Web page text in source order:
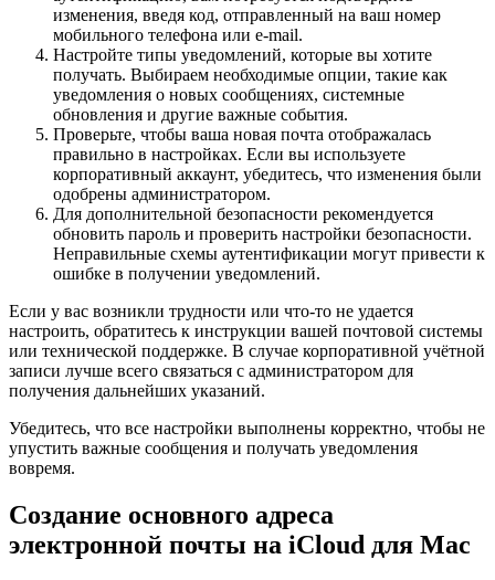
изменения, введя код, отправленный на ваш номер
мобильного телефона или e-mail.
Настройте типы уведомлений, которые вы хотите
получать. Выбираем необходимые опции, такие как
уведомления о новых сообщениях, системные
обновления и другие важные события.
Проверьте, чтобы ваша новая почта отображалась
правильно в настройках. Если вы используете
корпоративный аккаунт, убедитесь, что изменения были
одобрены администратором.
Для дополнительной безопасности рекомендуется
обновить пароль и проверить настройки безопасности.
Неправильные схемы аутентификации могут привести к
ошибке в получении уведомлений.
Если у вас возникли трудности или что-то не удается
настроить, обратитесь к инструкции вашей почтовой системы
или технической поддержке. В случае корпоративной учётной
записи лучше всего связаться с администратором для
получения дальнейших указаний.
Убедитесь, что все настройки выполнены корректно, чтобы не
упустить важные сообщения и получать уведомления
вовремя.
Создание основного адреса
электронной почты на iCloud для Mac